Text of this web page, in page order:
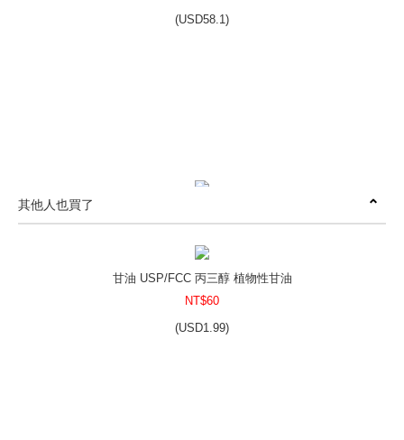
(USD58.1)
USD74.7)
其他人也買了
甘油 USP/FCC 丙三醇 植物性甘油
NT$60
(USD1.99)